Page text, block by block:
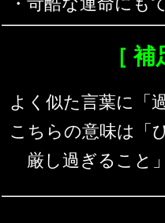
［ 補
よく似た言葉に「
こちらの意味は「
厳し過ぎること」